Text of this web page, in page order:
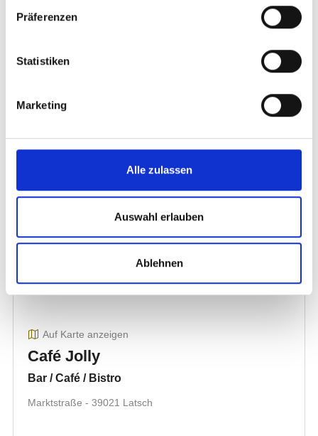
Präferenzen
Statistiken
Marketing
Alle zulassen
Auswahl erlauben
Ablehnen